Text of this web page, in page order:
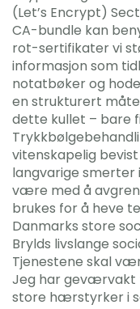
(Let’s Encrypt)
CA-bundle kan
rot-sertifikater vi
informasjon som
notatbøker og
en strukturert
dette kullet – bare
vitenskapelig
langvarige smerter
være med å
brukes for å heve
Danmarks store
Brylds livslange
Tjenestene skal
Jeg har geværvakt
store hærstyrker i